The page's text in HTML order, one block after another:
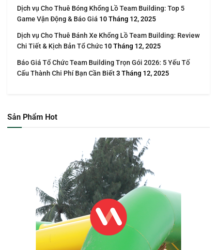
Dịch vụ Cho Thuê Bóng Khổng Lồ Team Building: Top 5
Game Vận Động & Báo Giá 10 Tháng 12, 2025
Dịch vụ Cho Thuê Bánh Xe Khổng Lồ Team Building: Review
Chi Tiết & Kịch Bản Tổ Chức 10 Tháng 12, 2025
Báo Giá Tổ Chức Team Building Trọn Gói 2026: 5 Yếu Tố
Cấu Thành Chi Phí Bạn Cần Biết3 Tháng 12, 2025
Sản Phẩm Hot